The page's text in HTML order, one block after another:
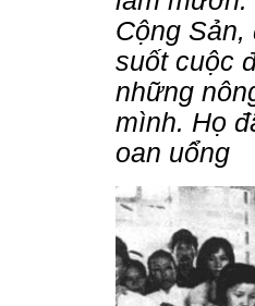
Cộng Sản,
suốt cuộc
những
mình. Họ
oan uổng